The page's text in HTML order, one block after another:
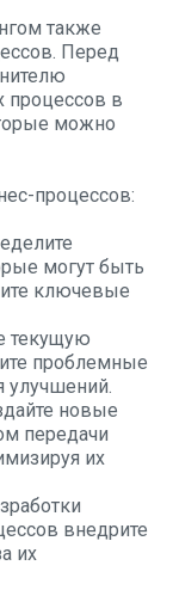
также
Перед
процессов в
можно
процессов:
могут быть
ключевые
текущую
проблемные
улучшений.
новые
передачи
их
внедрите
их